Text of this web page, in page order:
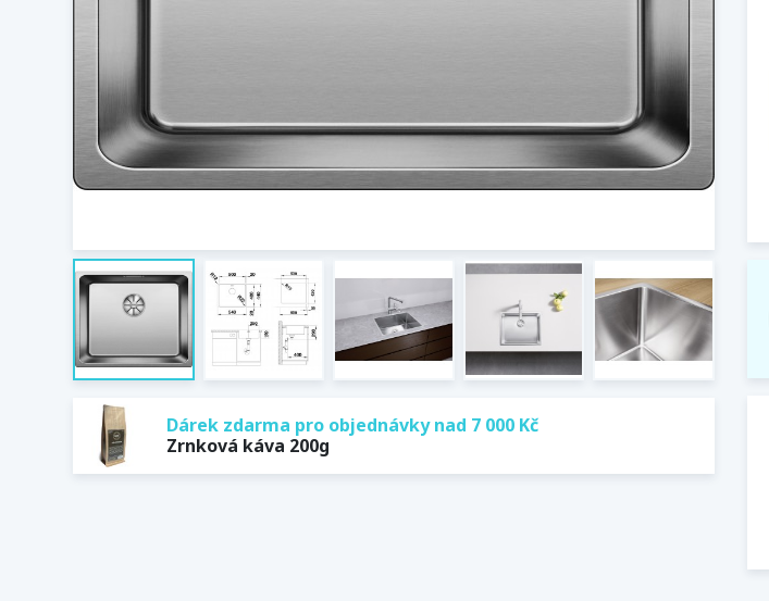
Dárek zdarma pro objednávky nad 7 000 Kč
Zrnková káva 200g